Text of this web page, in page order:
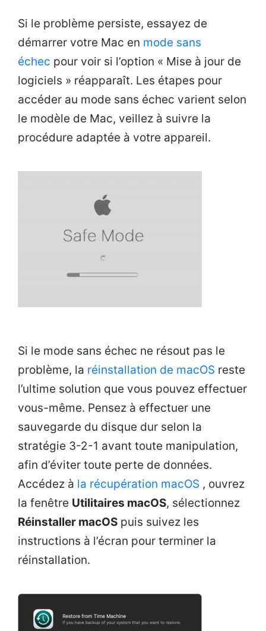
Si le problème persiste, essayez de
démarrer votre Mac en mode sans
échec pour voir si l’option « Mise à jour de
logiciels » réapparaît. Les étapes pour
accéder au mode sans échec varient selon
le modèle de Mac, veillez à suivre la
procédure adaptée à votre appareil.
Si le mode sans échec ne résout pas le
problème, la réinstallation de macOS reste
l’ultime solution que vous pouvez effectuer
vous-même. Pensez à effectuer une
sauvegarde du disque dur selon la
stratégie 3-2-1 avant toute manipulation,
afin d’éviter toute perte de données.
Accédez à la récupération macOS , ouvrez
la fenêtre Utilitaires macOS, sélectionnez
Réinstaller macOS puis suivez les
instructions à l’écran pour terminer la
réinstallation.